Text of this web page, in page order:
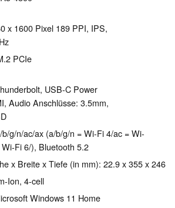
x 1600 Pixel 189 PPI, IPS,
PCIe
USB-C Power
Audio Anschlüsse: 3.5mm,
g/n/ac/ax (a/b/g/n = Wi-Fi 4/ac = Wi-
Fi 6/), Bluetooth 5.2
x Breite x Tiefe (in mm): 22.9 x 355 x 246
Ion, 4-cell
Windows 11 Home